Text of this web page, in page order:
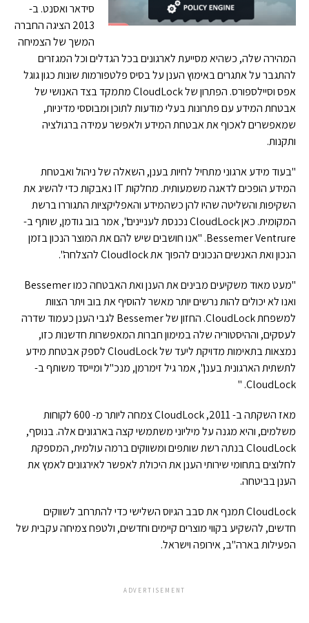
סידאר ואסנט. ב-
2013 הציגה החברה
המשך של הצמיחה
המהירה שלה, כשהיא מסייעת לארגונים בכל הגדלים וכל המגזרים
להתגבר על אתגרים באימוץ הענן על בסיס פלטפורמות שונות כגון גוגל
אפס וסיילספורס. הפתרון של CloudLock מתמקד בצד האנושי של
אבטחת המידע עם פתרונות בעלי מודעות לתוכן ומבוססי מדיניות,
שמאפשרים לאכוף את אבטחת המידע ולאפשר עמידה ברגולציה
ותקנות.
"בעוד מידע ארגוני מתחיל לחיות בענן, השאלה של ניהול ואבטחת
המידע הופכים לדאגה משמעותית. מחלקות IT נאבקות כדי להשיג את
השקיפות והשליטה שהיו להן כשהמידע והאפליקציות התגוררו ברשת
המקומית. כאן CloudLock נכנסת לעניינים", אמר בוב גודמן, שותף ב-
Bessemer Ventrure. "אנו חושבים שיש להם את המוצר הנכון בזמן
הנכון ואת האנשים הנכונים להפוך את Cloudlock להצלחה".
"מעט מאוד משקיעים מבינים את הענן ואת האבטחה כמו Bessemer
ואנו לא יכולים להות נרשים יותר מאשר להוסיף את בוב ויתר הצוות
למשפחת CloudLock. החזון של Bessemer לגבי הענן כעמוד שדרה
לעסקים, וההיסטוריה שלה במימון חברות המאפשרות חדשנות כזו,
נמצאות בתאימות מדויקת ליעד של CloudLock לספק אבטחת מידע
לתשתית הארגונית בענן", אמר גיל זימרמן, מנכ"ל ומייסד משותף ב-
CloudLock. "
מאז השקתה ב- 2011, CloudLock צמחה ליותר מ- 600 לקוחות
משלמים, והיא מגנה על מיליוני משתמשי קצה בארגונים אלה. בנוסף,
CloudLock בנתה רשת שותפים ומשווקים ברמה עולמית, המספקת
לחלוצים בתחומי שירותי הענן את היכולת לאפשר לאירגונים לאמץ את
הענן בביטחה.
CloudLock תמנף את סבב הגיוס השלישי כדי להתרחב לשווקים
חדשים, להשקיע בקווי מוצרים קיימים וחדשים, ולטפח צמיחה עקבית של
הפעילות בארה"ב, אירופה וישראל.
ADVERTISEMENT